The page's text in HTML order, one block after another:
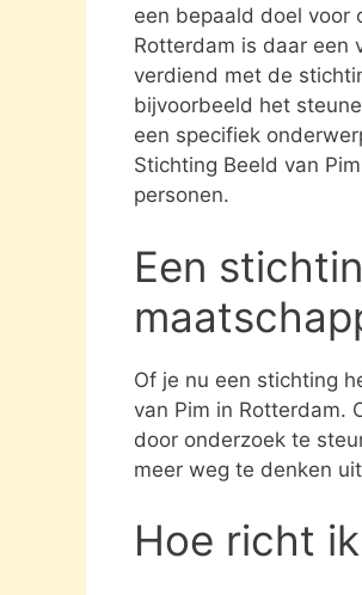
een bepaald doel voor
Rotterdam is daar een
verdiend met de
bijvoorbeeld het
een specifiek
Stichting Beeld van
personen.
Een
Of je nu een stichting
van Pim in Rotterdam.
door onderzoek te
meer weg te denken
Hoe richt